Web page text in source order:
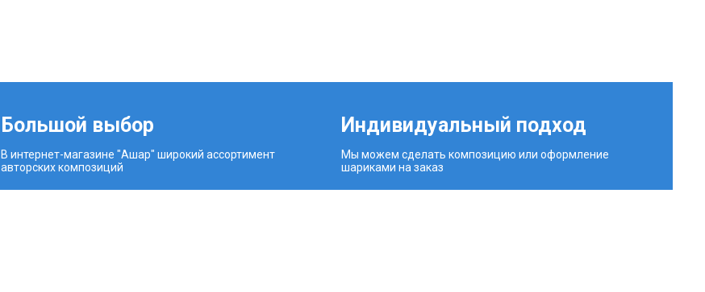
Большой выбор
В интернет-магазине "Ашар" широкий ассортимент
авторских композиций
Индивидуальный подход
Мы можем сделать композицию или оформление
шариками на заказ